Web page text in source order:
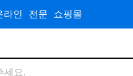
라인 전문 쇼핑몰